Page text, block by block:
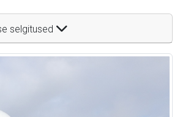
selgitused